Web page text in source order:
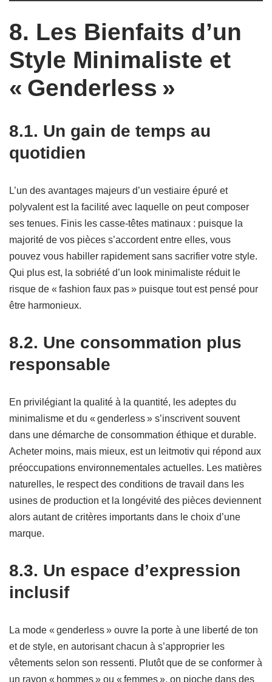
8. Les Bienfaits d’un
Style Minimaliste et
« Genderless »
8.1. Un gain de temps au
quotidien
L’un des avantages majeurs d’un vestiaire épuré et
polyvalent est la facilité avec laquelle on peut composer
ses tenues. Finis les casse-têtes matinaux : puisque la
majorité de vos pièces s’accordent entre elles, vous
pouvez vous habiller rapidement sans sacrifier votre style.
Qui plus est, la sobriété d’un look minimaliste réduit le
risque de « fashion faux pas » puisque tout est pensé pour
être harmonieux.
8.2. Une consommation plus
responsable
En privilégiant la qualité à la quantité, les adeptes du
minimalisme et du « genderless » s’inscrivent souvent
dans une démarche de consommation éthique et durable.
Acheter moins, mais mieux, est un leitmotiv qui répond aux
préoccupations environnementales actuelles. Les matières
naturelles, le respect des conditions de travail dans les
usines de production et la longévité des pièces deviennent
alors autant de critères importants dans le choix d’une
marque.
8.3. Un espace d’expression
inclusif
La mode « genderless » ouvre la porte à une liberté de ton
et de style, en autorisant chacun à s’approprier les
vêtements selon son ressenti. Plutôt que de se conformer à
un rayon « hommes » ou « femmes », on pioche dans des